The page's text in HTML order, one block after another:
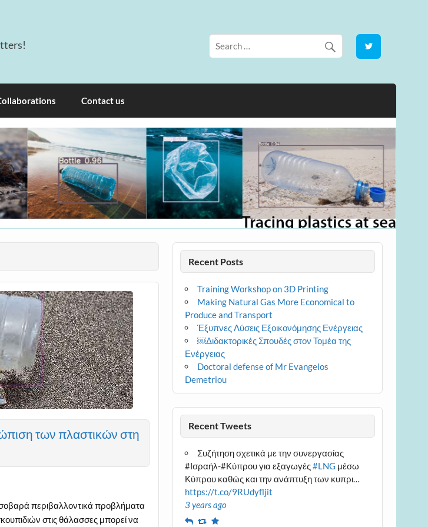
Contact us
των πλαστικών στη
περιβαλλοντικά προβλήματα
στις θάλασσες μπορεί να
Recent Posts
Training Workshop on 3D Printing
Making Natural Gas More Economical to
Produce and Transport
Έξυπνες Λύσεις Εξοικονόμησης Ενέργειας
￼Διδακτορικές Σπουδές στον Τομέα της
Ενέργειας
Doctoral defense of Mr Evangelos
Demetriou
Recent Tweets
Συζήτηση σχετικά με την συνεργασίας
#Ισραήλ-#Κύπρου για εξαγωγές#LNG μέσω
Κύπρου καθώς και την ανάπτυξη των κυπρι…
https://t.co/9RUdyfljit
3 years ago
ReplyRetweet
Favourite